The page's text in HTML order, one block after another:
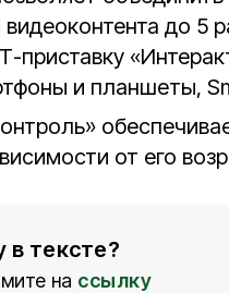
до 5
приставку
и планшеты,
от его
в тексте?
на ссылку